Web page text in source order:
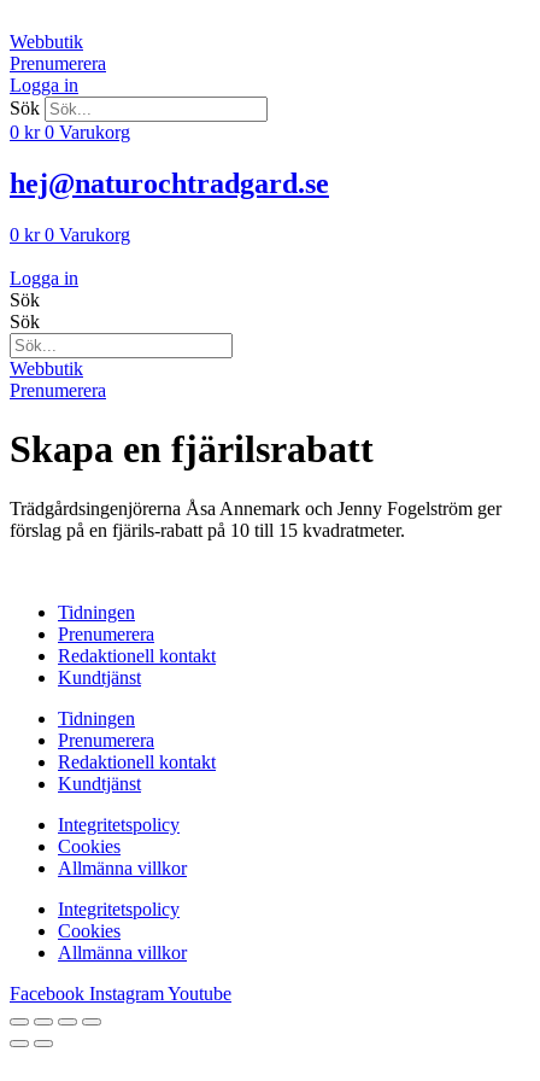
till
innehåll
Webbutik
Prenumerera
Logga in
Sök
0 kr 0 Varukorg
hej@naturochtradgard.se
0 kr 0 Varukorg
Logga in
Sök
Sök
Webbutik
Prenumerera
Skapa en fjärilsrabatt
Trädgårdsingenjörerna Åsa Annemark och Jenny Fogelström ger
förslag på en fjärils-rabatt på 10 till 15 kvadratmeter.
Tidningen
Prenumerera
Redaktionell kontakt
Kundtjänst
Tidningen
Prenumerera
Redaktionell kontakt
Kundtjänst
Integritetspolicy
Cookies
Allmänna villkor
Integritetspolicy
Cookies
Allmänna villkor
Facebook InstagramYoutube